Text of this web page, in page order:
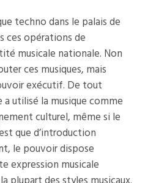
techno dans le palais de
ces opérations de
musicale nationale. Non
ces musiques, mais
exécutif. De tout
utilisé la musique comme
culturel, même si le
que d’introduction
le pouvoir dispose
expression musicale